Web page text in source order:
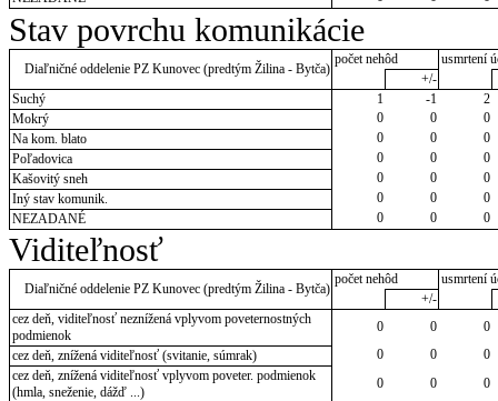
Stav povrchu komunikácie
Diaľničné oddelenie PZ Kunovec (predtým Žilina - Bytča)
počet nehôd
usmrtení
+/-
Suchý
1 -1
2
Mokrý
0 0
0
Na kom. blato
0 0
0
Poľadovica
0 0
0
Kašovitý sneh
0 0
0
Iný stav komunik.
0 0
0
NEZADANÉ
0 0 0
Viditeľnosť
Diaľničné oddelenie PZ Kunovec (predtým Žilina - Bytča)
počet nehôd
usmrtení
+/-
cez deň, viditeľnosť neznížená vplyvom poveternostných
podmienok
0 0
0
cez deň, znížená viditeľnosť (svitanie, súmrak)
0 0
0
cez deň, znížená viditeľnosť vplyvom poveter. podmienok
(hmla, sneženie, dážď ...)
0 0
0